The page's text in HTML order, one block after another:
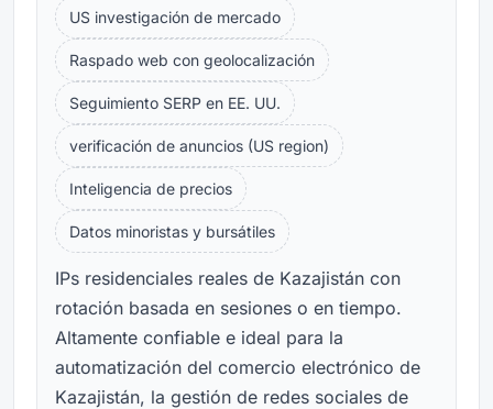
US investigación de mercado
Raspado web con geolocalización
Seguimiento SERP en EE. UU.
verificación de anuncios (US region)
Inteligencia de precios
Datos minoristas y bursátiles
IPs residenciales reales de Kazajistán con
rotación basada en sesiones o en tiempo.
Altamente confiable e ideal para la
automatización del comercio electrónico de
Kazajistán, la gestión de redes sociales de